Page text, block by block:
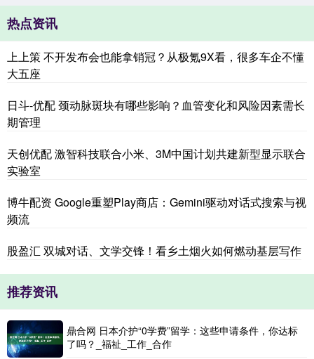
热点资讯
上上策 不开发布会也能拿销冠？从极氪9X看，很多车企不懂
大五座
日斗-优配 颈动脉斑块有哪些影响？血管变化和风险因素需长
期管理
天创优配 激智科技联合小米、3M中国计划共建新型显示联合
实验室
博牛配资 Google重塑Play商店：Gemini驱动对话式搜索与视
频流
股盈汇 双城对话、文学交锋！看乡土烟火如何燃动基层写作
推荐资讯
鼎合网 日本介护“0学费”留学：这些申请条件，你达标
了吗？_福祉_工作_合作